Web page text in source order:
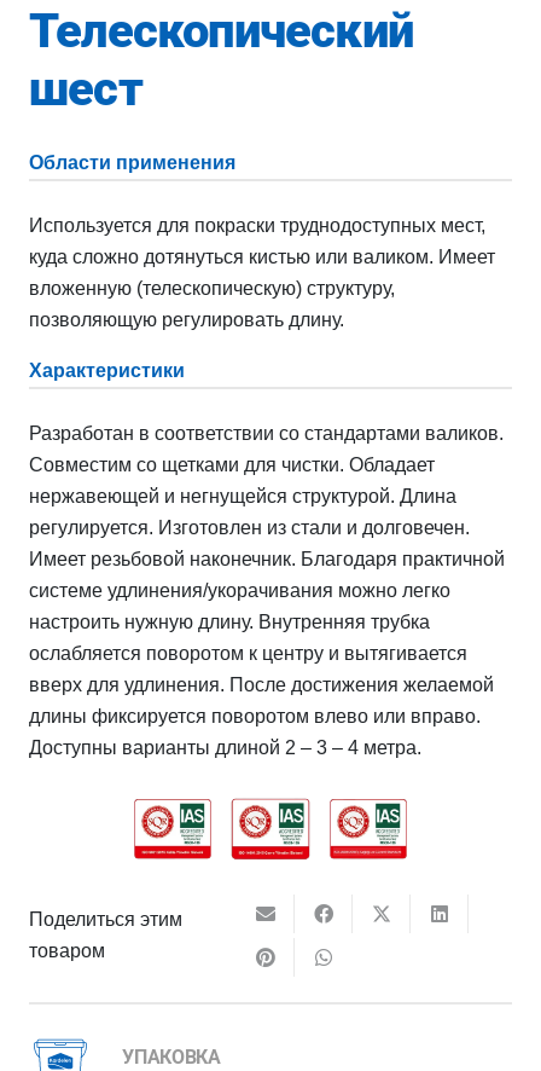
Телескопический
шест
Области применения
Используется для покраски труднодоступных мест,
куда сложно дотянуться кистью или валиком. Имеет
вложенную (телескопическую) структуру,
позволяющую регулировать длину.
Характеристики
Разработан в соответствии со стандартами валиков.
Совместим со щетками для чистки. Обладает
нержавеющей и негнущейся структурой. Длина
регулируется. Изготовлен из стали и долговечен.
Имеет резьбовой наконечник. Благодаря практичной
системе удлинения/укорачивания можно легко
настроить нужную длину. Внутренняя трубка
ослабляется поворотом к центру и вытягивается
вверх для удлинения. После достижения желаемой
длины фиксируется поворотом влево или вправо.
Доступны варианты длиной 2 – 3 – 4 метра.
Поделиться этим
товаром
УПАКОВКА